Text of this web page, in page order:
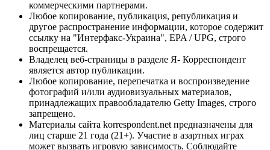
коммерческими партнерами.
Любое копирование, публикация, републикация и
другое распространение информации, которое содержит
ссылку на "Интерфакс-Украина", EPA / UPG, строго
воспрещается.
Владелец веб-страницы в разделе Я- Корреспондент
является автор публикации.
Любое копирование, перепечатка и воспроизведение
фотографий и/или аудиовизуальных материалов,
принадлежащих правообладателю Getty Images, строго
запрещено.
Материалы сайта korrespondent.net предназначены для
лиц старше 21 года (21+). Участие в азартных играх
может вызвать игровую зависимость. Соблюдайте